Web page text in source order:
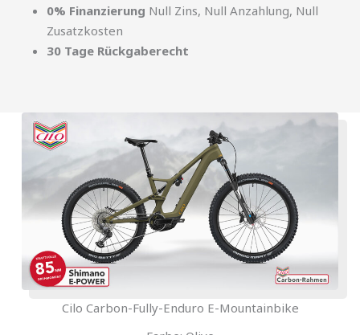
0% Finanzierung Null Zins, Null Anzahlung, Null
Zusatzkosten
30 Tage Rückgaberecht
Cilo Carbon-Fully-Enduro E-Mountainbike